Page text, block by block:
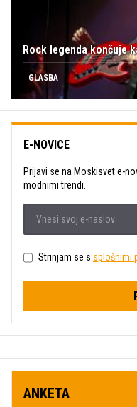
Rock legenda končuje
GLASBA
E-NOVICE
Prijavi se na Moskisvet e-
modnimi trendi.
Strinjam se s splošnimi
ANKETA